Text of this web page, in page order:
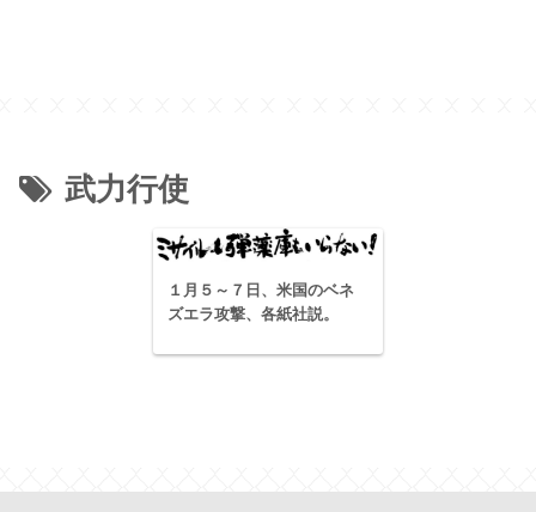
武力行使
１月５～７日、米国のベネ
ズエラ攻撃、各紙社説。